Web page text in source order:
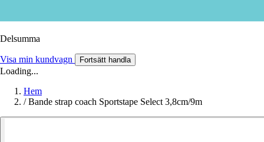
Delsumma
Visa min kundvagn Fortsätt handla
Loading...
Hem
/ Bande strap coach Sportstape Select 3,8cm/9m